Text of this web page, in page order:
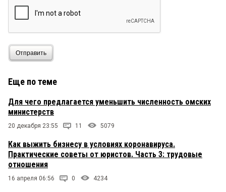
деньги из бюджета. А ещё лучше, пусть Губер
расскажет, для чего он два новых министерства
создании министров со свитой туда набирает,
Отправить
Еще по теме
Для чего предлагается уменьшить численность омских
министерств
20 декабря 23:55 11 5079
Как выжить бизнесу в условиях коронавируса.
Практические советы от юристов. Часть 3: трудовые
отношения
16 апреля 06:56 0 4234